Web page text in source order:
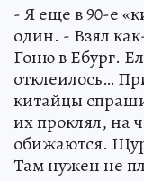
- Я еще в 90-е
один. - Взял
Гоню в Ебург.
отклеилось…
китайцы
их проклял, на
обижаются.
Там нужен не